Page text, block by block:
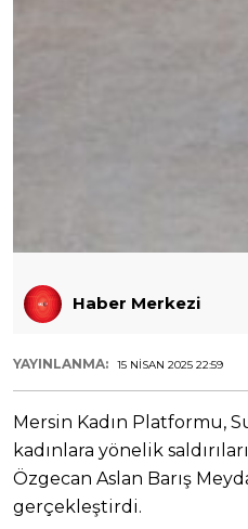
Haber Merkezi
YAYINLANMA: 15 NISAN 2025 22:59
Mersin Kadın Platformu,
kadınlara yönelik
Özgecan Aslan Barış
gerçekleştirdi.